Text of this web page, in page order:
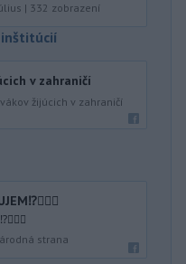
| 332 zobrazení
v zahraničí
žijúcich v zahraničí
strana